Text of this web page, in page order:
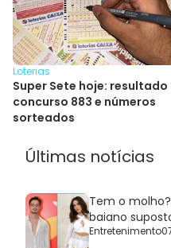
Loterias
Super Sete hoje: resultado
concurso 883 e números
sorteados
Últimas notícias
Tem o
baiano
Entretenimento